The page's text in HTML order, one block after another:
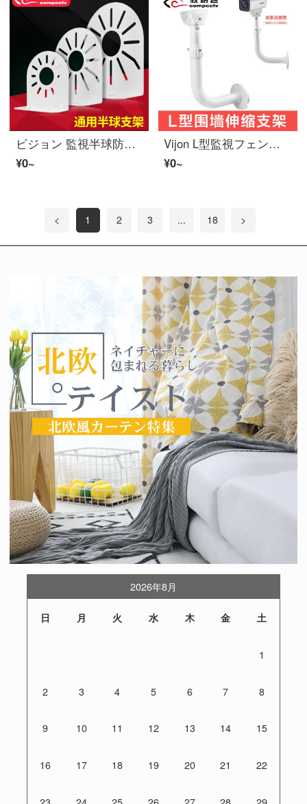
ビジョン 監視半球防犯カメラ支架壁装室内外 海康DAHUAビデオカメラユニバーサル架子金属材质 小号半球支架【适用直径≤100mm半球】
¥0~
Vijon L型監視フェンス伸縮ブラケット壁アルミニウム合金海康DAHUA防犯カメラ延長レバー万方向調整監視ビデオカメラフェンスブラケット伸縮距離60-120 cm
¥0~
< 1 2 3 ... 18 >
2026年8月
日 月 火 水 木 金 土
1
2 3 4 5 6 7 8
9 10 11 12 13 14 15
16 17 18 19 20 21 22